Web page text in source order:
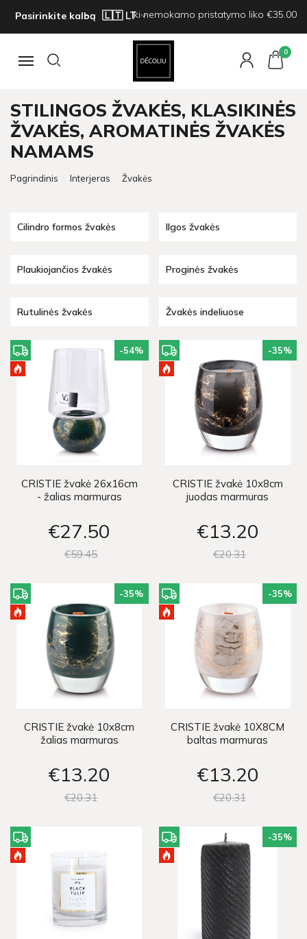
Pasirinkite kalbą Iki nemokamo pristatymo liko €35.00
Navigacija
0
STILINGOS ŽVAKĖS, KLASIKINĖS
ŽVAKĖS, AROMATINĖS ŽVAKĖS
NAMAMS
Pagrindinis Interjeras Žvakės
Cilindro formos žvakės Ilgos žvakės
Plaukiojančios žvakės Proginės žvakės
Rutulinės žvakės Žvakės indeliuose
-54%
CRISTIE žvakė 26x16cm
- žalias marmuras
€27 50
€5945
-35%
CRISTIE žvakė 10x8cm
juodas marmuras
€13 20
€2031
-35%
CRISTIE žvakė 10x8cm
žalias marmuras
€13 20
€2031
-35%
CRISTIE žvakė 10X8CM
baltas marmuras
€13 20
€2031
-35%